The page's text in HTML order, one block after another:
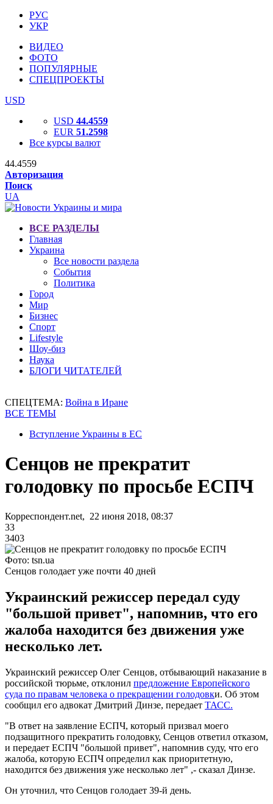
РУС
УКР
ВИДЕО
ФОТО
ПОПУЛЯРНЫЕ
СПЕЦПРОЕКТЫ
USD
USD 44.4559
EUR 51.2598
Все курсы валют
44.4559
Авторизация
Поиск
UA
ВСЕ РАЗДЕЛЫ
Главная
Украина
Все новости раздела
События
Политика
Город
Мир
Бизнес
Спорт
Lifestyle
Шоу-биз
Наука
БЛОГИ ЧИТАТЕЛЕЙ
СПЕЦТЕМА: Война в Иране
ВСЕ ТЕМЫ
Вступление Украины в ЕС
Сенцов не прекратит
голодовку по просьбе ЕСПЧ
Корреспондент.net, 22 июня 2018, 08:37
33
3403
Фото: tsn.ua
Сенцов голодает уже почти 40 дней
Украинский режиссер передал суду
"большой привет", напомнив, что его
жалоба находится без движения уже
несколько лет.
Украинский режиссер Олег Сенцов, отбывающий наказание в
российской тюрьме, отклонил предложение Европейского
суда по правам человека о прекращении голодовки. Об этом
сообщил его адвокат Дмитрий Динзе, передает ТАСС.
"В ответ на заявление ЕСПЧ, который призвал моего
подзащитного прекратить голодовку, Сенцов ответил отказом,
и передает ЕСПЧ "большой привет", напомнив суду, что его
жалоба, которую ЕСПЧ определил как приоритетную,
находится без движения уже несколько лет" ,- сказал Динзе.
Он уточнил, что Сенцов голодает 39-й день.